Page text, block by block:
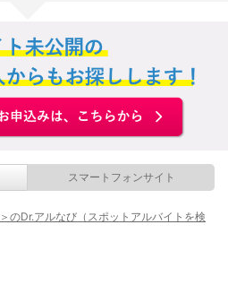
スマートフォンサイト
のDr.アルなび（スポットアルバイトを検